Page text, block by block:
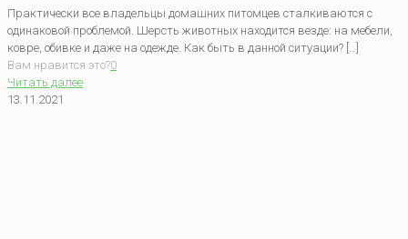
Практически все владельцы домашних питомцев сталкиваются с
одинаковой проблемой. Шерсть животных находится везде: на мебели,
ковре, обивке и даже на одежде. Как быть в данной ситуации? […]
Вам нравится это?0
Читать далее
13.11.2021